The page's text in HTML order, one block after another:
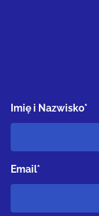
Imię i Nazwisko*
Email*